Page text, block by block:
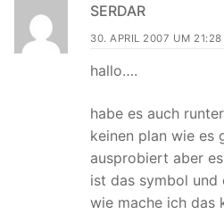
SERDAR
30. APRIL 2007 UM 21:28
hallo….
habe es auch
keinen plan wie es
ausprobiert aber
ist das symbol und
wie mache ich das